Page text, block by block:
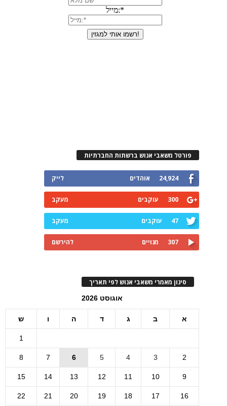
פורטל משאבי אנוש ברשתות החברתיות
24,924 אוהדים לייק
300 עוקבים מעקב
47 עוקבים מעקב
307 מנויים להירשם
סינון מאמרי משאבי אנוש לפי תאריך
אוגוסט 2026
א ב ג ד ה ו ש
1
2
3
4
5
6
7
8
9
10
11
12
13
14
15
16
17
18
19
20
21
22